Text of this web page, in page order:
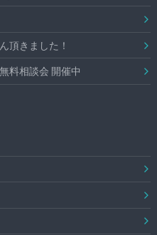
頂きました！
料相談会 開催中